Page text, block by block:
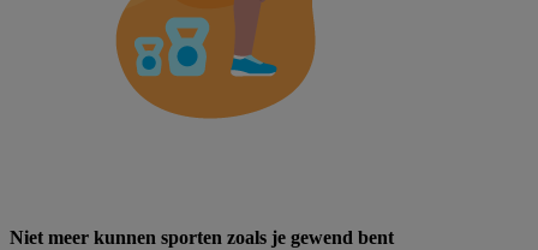
Niet meer kunnen sporten zoals je gewend bent